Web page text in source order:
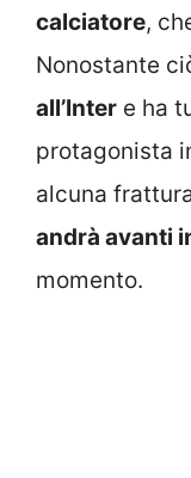
calciatore,
Nonostante
all’Inter e ha
protagonista
alcuna
andrà avanti
momento.